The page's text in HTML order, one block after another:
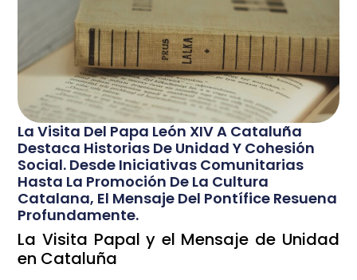
La Visita Del Papa León XIV A Cataluña
Destaca Historias De Unidad Y Cohesión
Social. Desde Iniciativas Comunitarias
Hasta La Promoción De La Cultura
Catalana, El Mensaje Del Pontífice Resuena
Profundamente.
La Visita Papal y el Mensaje de Unidad
en Cataluña